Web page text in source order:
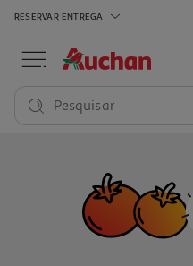
RESERVAR ENTREGA
Pesquisar